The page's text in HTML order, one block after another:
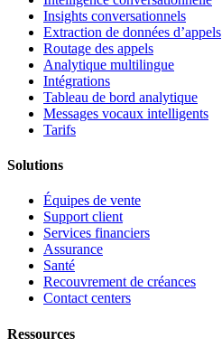
Insights conversationnels
Extraction de données d’appels
Routage des appels
Analytique multilingue
Intégrations
Tableau de bord analytique
Messages vocaux intelligents
Tarifs
Solutions
Équipes de vente
Support client
Services financiers
Assurance
Santé
Recouvrement de créances
Contact centers
Ressources